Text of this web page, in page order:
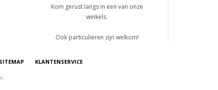
Kom gerust langs in een van onze
winkels.
Ook particulieren zijn welkom!
KLANTENSERVICE